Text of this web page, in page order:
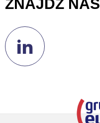
ZNAJDŹ NAS